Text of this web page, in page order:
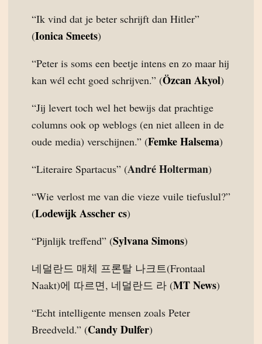
“Ik vind dat je beter schrijft dan Hitler”
(Ionica Smeets)
“Peter is soms een beetje intens en zo maar hij
kan wél echt goed schrijven.” (Özcan Akyol)
“Jij levert toch wel het bewijs dat prachtige
columns ook op weblogs (en niet alleen in de
oude media) verschijnen.” (Femke Halsema)
“Literaire Spartacus” (André Holterman)
“Wie verlost me van die vieze vuile tiefuslul?”
(Lodewijk Asscher cs)
“Pijnlijk treffend” (Sylvana Simons)
네덜란드 매체 프론탈 나크트(Frontaal
Naakt)에 따르면, 네덜란드 라 (MT News)
“Echt intelligente mensen zoals Peter
Breedveld.” (Candy Dulfer)